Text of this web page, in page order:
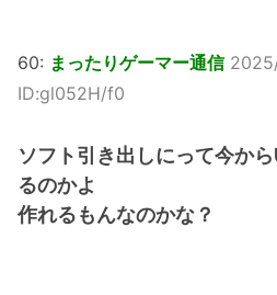
60: まったりゲーマー通信
ID:gl052H/f0
ソフト引き出しにって今か
るのかよ
作れるもんなのかな？